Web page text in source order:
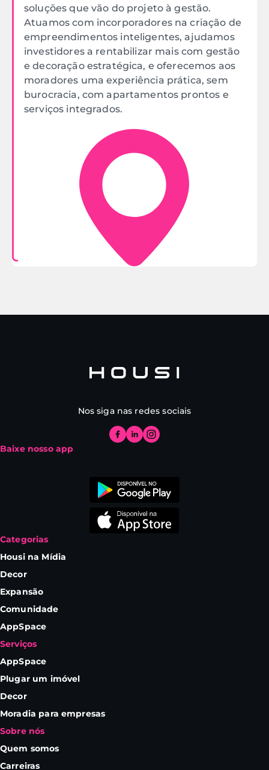
soluções que vão do projeto à gestão.
Atuamos com incorporadores na criação de
empreendimentos inteligentes, ajudamos
investidores a rentabilizar mais com gestão
e decoração estratégica, e oferecemos aos
moradores uma experiência prática, sem
burocracia, com apartamentos prontos e
serviços integrados.
Nos siga nas redes sociais
Baixe nosso app
Categorias
Housi na Mídia
Decor
Expansão
Comunidade
AppSpace
Serviços
AppSpace
Plugar um imóvel
Decor
Moradia para empresas
Sobre nós
Quem somos
Carreiras